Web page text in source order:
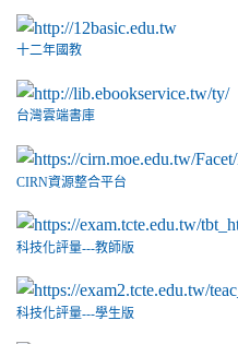
十二年國教
台灣雲端書庫
CIRN資源整合平台
科技化評量---教師版
科技化評量---學生版